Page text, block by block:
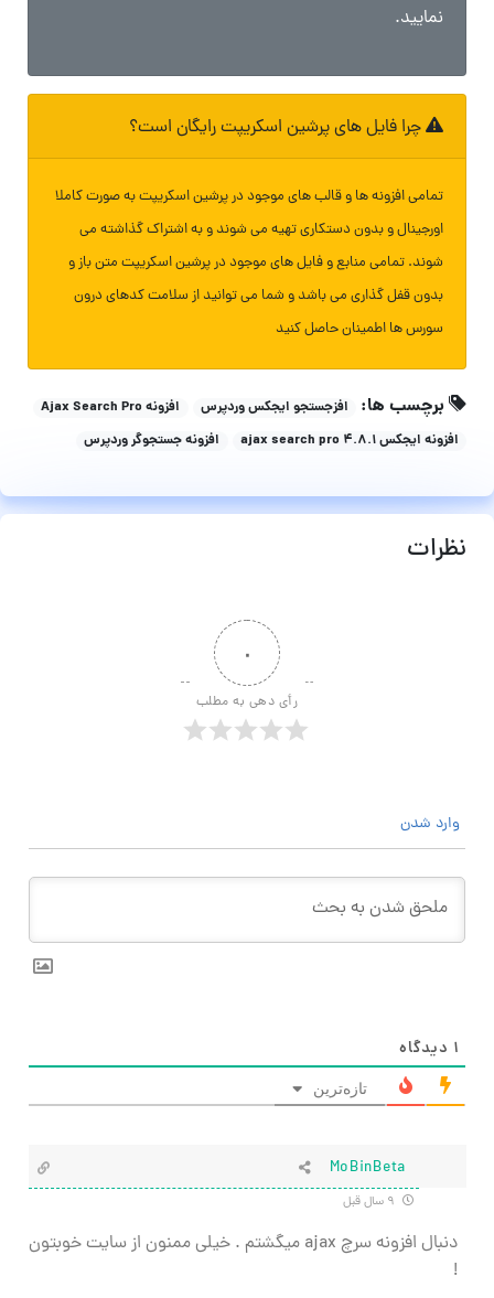
نمایید.
چرا فایل های پرشین اسکریپت رایگان است؟
تمامی افزونه ها و قالب های موجود در پرشین اسکریپت به صورت کاملا
اورجینال و بدون دستکاری تهیه می شوند و به اشتراک گذاشته می
شوند. تمامی منابع و فایل های موجود در پرشین اسکریپت متن باز و
بدون قفل گذاری می باشد و شما می توانید از سلامت کدهای درون
سورس ها اطمینان حاصل کنید
برچسب ها: افزجستجو ایجکس وردپرس
افزونه Ajax Search Pro
افزونه ایجکس ajax search pro 4.8.1
افزونه جستجوگر وردپرس
نظرات
۰
رأی دهی به مطلب
وارد شدن
۱ دیدگاه
تازه‌ترین
MoBinBeta
دنبال افزونه سرچ ajax میگشتم . خیلی ممنون از سایت خوبتون
!